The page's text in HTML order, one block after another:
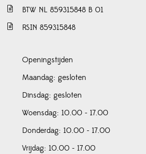
BTW NL 859315848 B 01
RSIN 859315848
Openingstijden
Maandag: gesloten
Dinsdag: gesloten
Woensdag: 10.00 - 17.00
Donderdag: 10.00 - 17.00
Vrijdag: 10.00 - 17.00